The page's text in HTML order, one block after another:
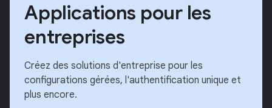
Applications pour les
entreprises
Créez des solutions d'entreprise pour les
configurations gérées, l'authentification unique et
plus encore.